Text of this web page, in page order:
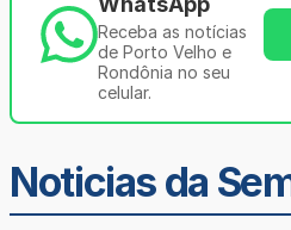
Receba as notícias
de Porto Velho e
Rondônia no seu
celular.
Noticias da